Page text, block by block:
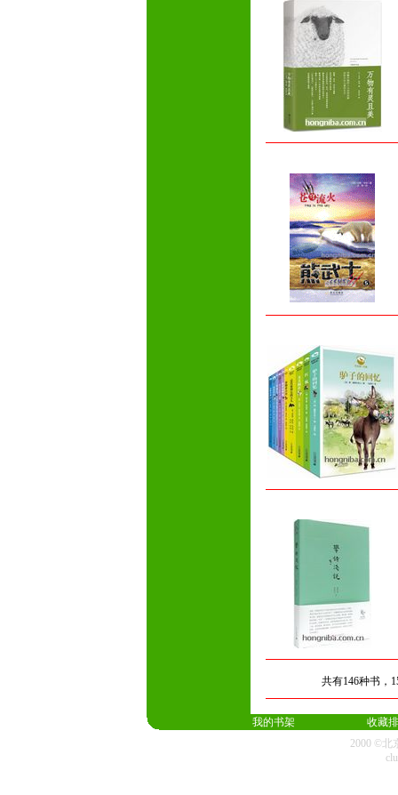
共有146种书，
我的书架
收藏
2000 ©北